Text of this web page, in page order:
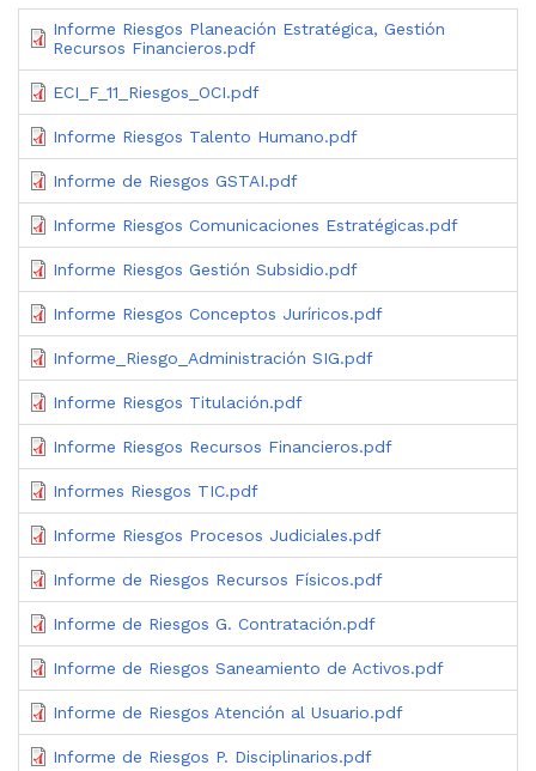
Informe Riesgos Planeación Estratégica, Gestión
Recursos Financieros.pdf
ECI_F_11_Riesgos_OCI.pdf
Informe Riesgos Talento Humano.pdf
Informe de Riesgos GSTAI.pdf
Informe Riesgos Comunicaciones Estratégicas.pdf
Informe Riesgos Gestión Subsidio.pdf
Informe Riesgos Conceptos Juríricos.pdf
Informe_Riesgo_Administración SIG.pdf
Informe Riesgos Titulación.pdf
Informe Riesgos Recursos Financieros.pdf
Informes Riesgos TIC.pdf
Informe Riesgos Procesos Judiciales.pdf
Informe de Riesgos Recursos Físicos.pdf
Informe de Riesgos G. Contratación.pdf
Informe de Riesgos Saneamiento de Activos.pdf
Informe de Riesgos Atención al Usuario.pdf
Informe de Riesgos P. Disciplinarios.pdf